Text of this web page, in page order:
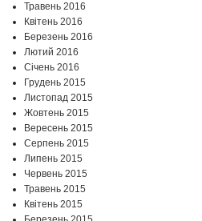
Травень 2016
Квітень 2016
Березень 2016
Лютий 2016
Січень 2016
Грудень 2015
Листопад 2015
Жовтень 2015
Вересень 2015
Серпень 2015
Липень 2015
Червень 2015
Травень 2015
Квітень 2015